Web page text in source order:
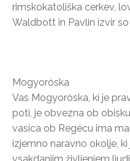
rimskokatoliška cerkev,
Waldbott in Pavlin izvir
Mogyoróska
Vas Mogyoróska, ki je
poti, je obvezna ob
vasica ob Regécu ima
izjemno naravno okolje,
vsakdanjim življenjem